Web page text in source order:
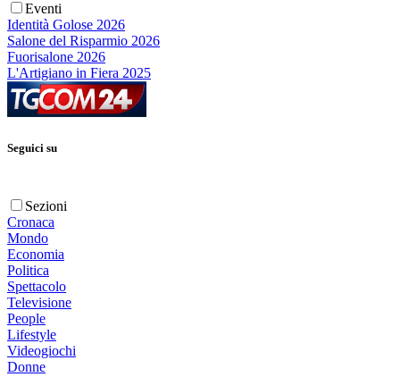
Eventi
Identità Golose 2026
Salone del Risparmio 2026
Fuorisalone 2026
L'Artigiano in Fiera 2025
Seguici su
Sezioni
Cronaca
Mondo
Economia
Politica
Spettacolo
Televisione
People
Lifestyle
Videogiochi
Donne